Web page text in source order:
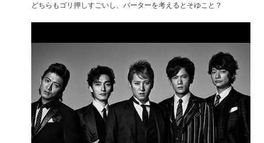
どちらもゴリ押しすごいし、バーターを考えるとそゆこと？